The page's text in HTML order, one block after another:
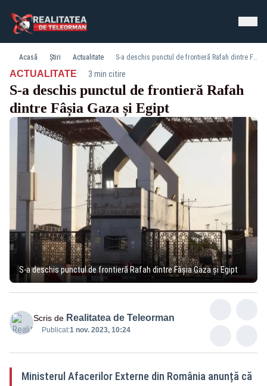
Acasă Știri Actualitate S-a deschis punctul de frontieră Rafah dintre Fâșia Gaza și Egipt
ACTUALITATE· 3 min citire
S-a deschis punctul de frontieră Rafah
dintre Fâșia Gaza și Egipt
S-a deschis punctul de frontieră Rafah dintre Fâșia Gaza și Egipt
Scris de Realitatea de Teleorman
Publicat:1 nov. 2023, 10:24
Ministerul Afacerilor Externe din România anunță că